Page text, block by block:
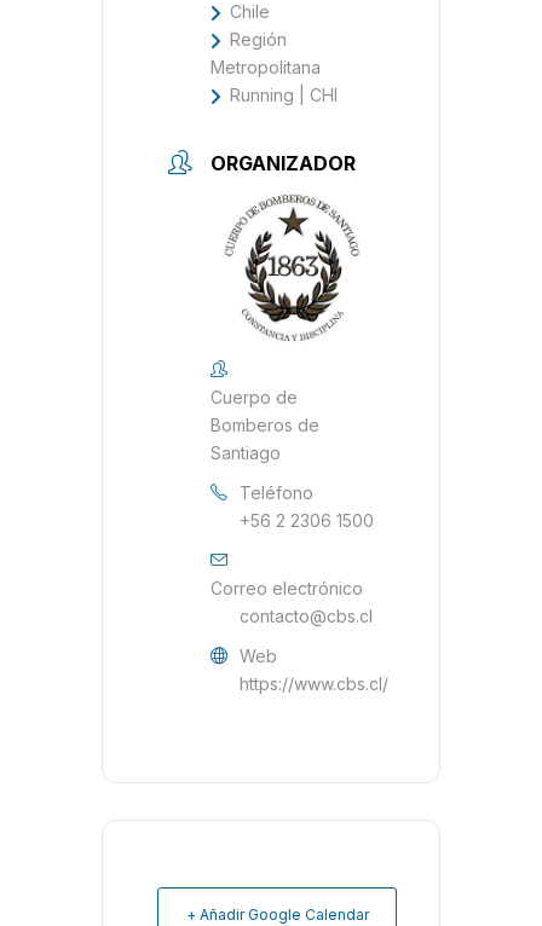
Chile
Región
Metropolitana
Running | CHI
ORGANIZADOR
Cuerpo de
Bomberos de
Santiago
Teléfono
+56 2 2306 1500
Correo electrónico
contacto@cbs.cl
Web
https://www.cbs.cl/
+ Añadir Google Calendar